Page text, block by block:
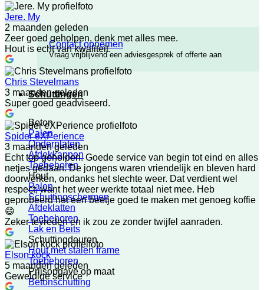
Contact opnemen
Vraag vrijblijvend een adviesgesprek of offerte aan
Schuttingen
Beton
Palen
Onderplaten
Afdekkappen
Toebehoren
Hout
Palen
Schuttingschermen
Afdeklatten
Toebehoren
Lak en Beits
Schuttingdeuren
Hout met stalen frame
Toebehoren
Prijsopgave op maat
Betonschutting
Jere. My
2 maanden geleden
Zeer goed geholpen, denk met alles mee.
Hout is echt van kwaliteit.
Chris Stevelmans
3 maanden geleden
Super goed geadviseerd.
Spider eXPerience
3 maanden geleden
Echt top geholpen. Goede service van begin tot eind en alles
netjes gedaan. De jongens waren vriendelijk en bleven hard
doorwerken, ondanks het slechte weer. Dat verdient wel
respect, want het weer werkte totaal niet mee. Heb
geprobeerd het een beetje goed te maken met genoeg koffie
😄
Zeker tevreden en ik zou ze zonder twijfel aanraden.
Elson kock
5 maanden geleden
Geweldige service